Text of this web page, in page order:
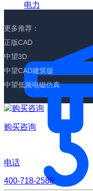
电力
更多推荐：
正版CAD
中望3D
中望CAD建筑版
中望低频电磁仿真
购买咨询
电话
400-718-2588